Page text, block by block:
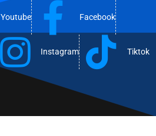
Youtube Facebook
Instagram Tiktok